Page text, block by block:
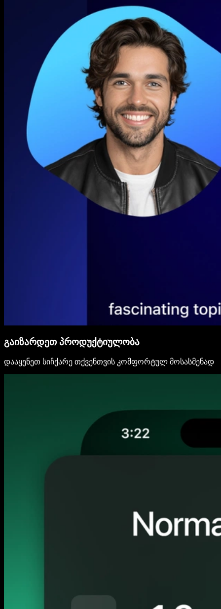
გაიზარდეთ პროდუქტიულობა
დააყენეთ სიჩქარე თქვენთვის კომფორტულ მოსასმენად